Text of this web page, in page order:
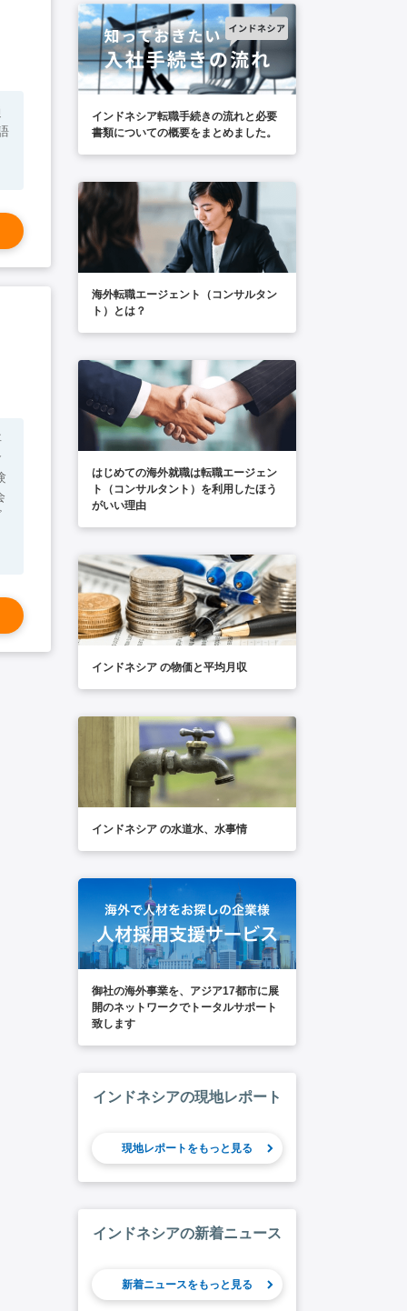
インドネシア転職手続きの流れと必要
書類についての概要をまとめました。
海外転職エージェント（コンサルタン
ト）とは？
はじめての海外就職は転職エージェン
ト（コンサルタント）を利用したほう
がいい理由
インドネシア の物価と平均月収
インドネシア の水道水、水事情
御社の海外事業を、アジア17都市に展
開のネットワークでトータルサポート
致します
インドネシアの現地レポート
現地レポートをもっと見る
インドネシアの新着ニュース
新着ニュースをもっと見る